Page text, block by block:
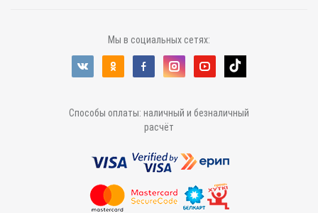
Мы в социальных сетях:
Способы оплаты: наличный и безналичный
расчёт